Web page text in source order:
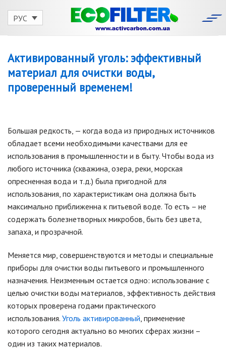
РУС
Активированный уголь: эффективный
материал для очистки воды,
проверенный временем!
Большая редкость, — когда вода из природных источников
обладает всеми необходимыми качествами для ее
использования в промышленности и в быту. Чтобы вода из
любого источника (скважина, озера, реки, морская
опресненная вода и т.д.) была пригодной для
использования, по характеристикам она должна быть
максимально приближенна к питьевой воде. То есть – не
содержать болезнетворных микробов, быть без цвета,
запаха, и прозрачной.
Меняется мир, совершенствуются и методы и специальные
приборы для очистки воды питьевого и промышленного
назначения. Неизменным остается одно: использование с
целью очистки воды материалов, эффективность действия
которых проверена годами практического
использования. Уголь активированный , применение
которого сегодня актуально во многих сферах жизни –
один из таких материалов.